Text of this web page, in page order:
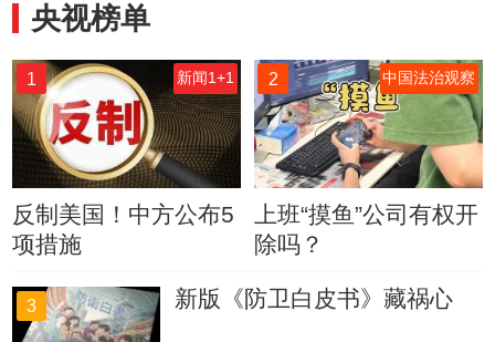
央视榜单
1 新闻1+1
反制美国！中方公布5
项措施
2 中国法治观察
上班“摸鱼”公司有权开
除吗？
3 新版《防卫白皮书》藏祸心